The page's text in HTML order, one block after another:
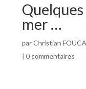
mer …
parChristian
| 0 commentaires